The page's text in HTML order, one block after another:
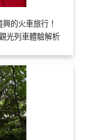
的火車旅行！
光列車體驗解析